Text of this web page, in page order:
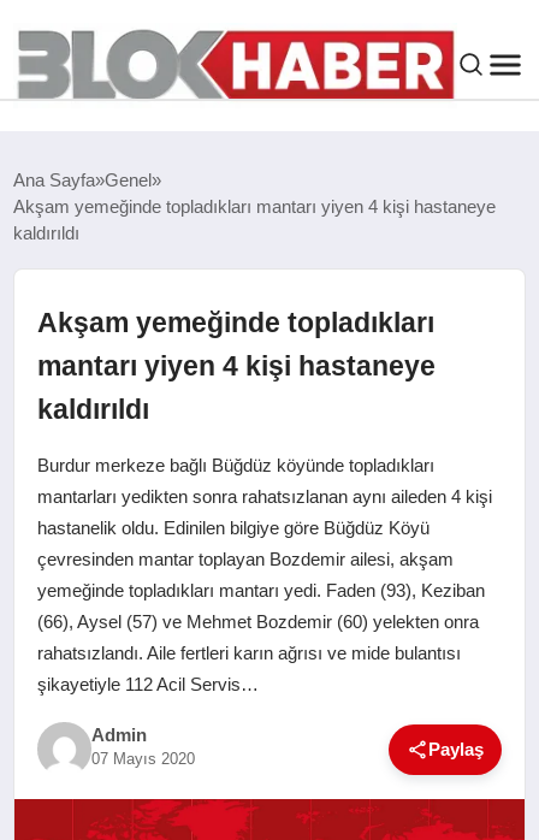
SIYASET
SPOR
EKONOMI
SAĞLIK
EĞITIM
Ana Sayfa Genel
Akşam yemeğinde topladıkları mantarı yiyen 4 kişi hastaneye
kaldırıldı
Akşam yemeğinde topladıkları
mantarı yiyen 4 kişi hastaneye
kaldırıldı
Burdur merkeze bağlı Büğdüz köyünde topladıkları
mantarları yedikten sonra rahatsızlanan aynı aileden 4 kişi
hastanelik oldu. Edinilen bilgiye göre Büğdüz Köyü
çevresinden mantar toplayan Bozdemir ailesi, akşam
yemeğinde topladıkları mantarı yedi. Faden (93), Keziban
(66), Aysel (57) ve Mehmet Bozdemir (60) yelekten onra
rahatsızlandı. Aile fertleri karın ağrısı ve mide bulantısı
şikayetiyle 112 Acil Servis…
Admin
07 Mayıs 2020 Paylaş